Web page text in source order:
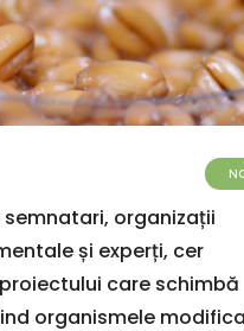
semnatari, organizații
și experți, cer
care schimbă
organismele